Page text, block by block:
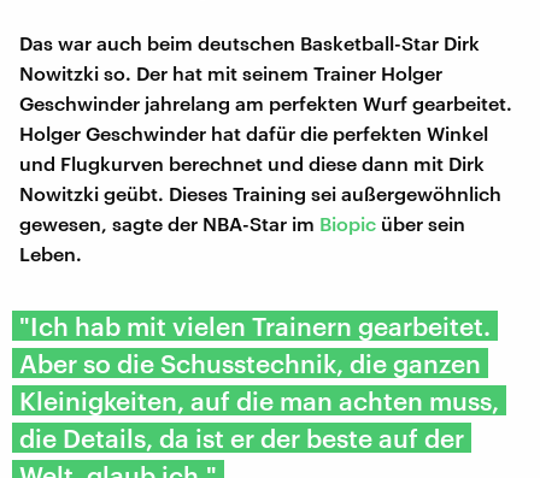
Das war auch beim deutschen Basketball-Star Dirk
Nowitzki so. Der hat mit seinem Trainer Holger
Geschwinder jahrelang am perfekten Wurf gearbeitet.
Holger Geschwinder hat dafür die perfekten Winkel
und Flugkurven berechnet und diese dann mit Dirk
Nowitzki geübt. Dieses Training sei außergewöhnlich
gewesen, sagte der NBA-Star im Biopic über sein
Leben.
"Ich hab mit vielen Trainern gearbeitet.
Aber so die Schusstechnik, die ganzen
Kleinigkeiten, auf die man achten muss,
die Details, da ist er der beste auf der